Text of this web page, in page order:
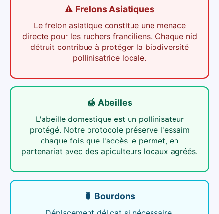
⚠️ Frelons Asiatiques
Le frelon asiatique constitue une menace
directe pour les ruchers franciliens. Chaque nid
détruit contribue à protéger la biodiversité
pollinisatrice locale.
🍯 Abeilles
L'abeille domestique est un pollinisateur
protégé. Notre protocole préserve l'essaim
chaque fois que l'accès le permet, en
partenariat avec des apiculteurs locaux agréés.
🐛 Bourdons